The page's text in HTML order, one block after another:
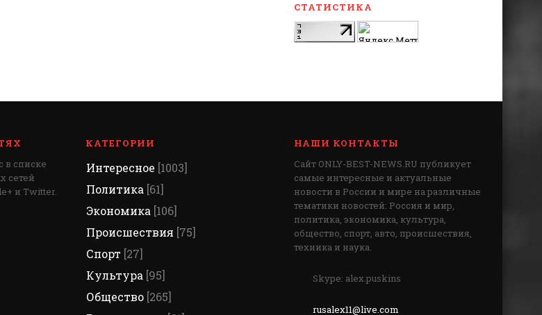
СТАТИСТИКА
в списке
сетей
и Twitter.
КАТЕГОРИИ
Интересное [1003]
Политика [61]
Экономика [106]
Происшествия [75]
Спорт [27]
Культура [95]
Общество [265]
НАШИ КОНТАКТЫ
Сайт ONLY-BEST-NEWS.RU публикует
самые интересные и актуальные
новости в России и мире на различные
тематики новостей: Россия и мир,
политика, экономика, культура,
общество, спорт, авто, происшествия,
техника и наука.
Skype: alex.puskins
rusalex11@live.com